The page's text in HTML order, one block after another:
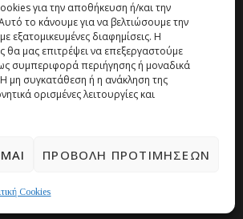
για την αποθήκευση ή/και την
το κάνουμε για να βελτιώσουμε την
εξατομικευμένες διαφημίσεις. Η
θα μας επιτρέψει να επεξεργαστούμε
συμπεριφορά περιήγησης ή μοναδικά
μη συγκατάθεση ή η ανάκληση της
ορισμένες λειτουργίες και
ΠΡΟΒΟΛΉ ΠΡΟΤΙΜΉΣΕΩΝ
Cookies